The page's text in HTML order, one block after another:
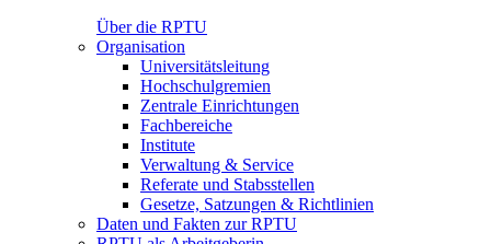
Über die RPTU
Organisation
Universitätsleitung
Hochschulgremien
Zentrale Einrichtungen
Fachbereiche
Institute
Verwaltung & Service
Referate und Stabsstellen
Gesetze, Satzungen & Richtlinien
Daten und Fakten zur RPTU